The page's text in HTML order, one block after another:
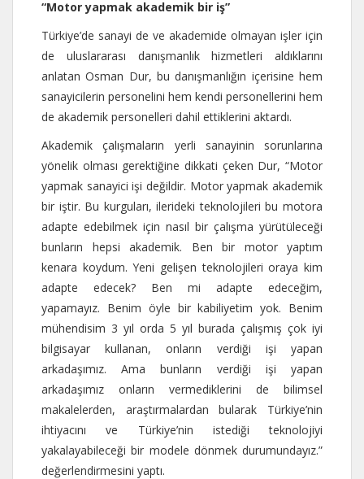
“Motor yapmak akademik bir iş”
Türkiye’de sanayi de ve akademide olmayan işler için
de uluslararası danışmanlık hizmetleri aldıklarını
anlatan Osman Dur, bu danışmanlığın içerisine hem
sanayicilerin personelini hem kendi personellerini hem
de akademik personelleri dahil ettiklerini aktardı.
Akademik çalışmaların yerli sanayinin sorunlarına
yönelik olması gerektiğine dikkati çeken Dur, “Motor
yapmak sanayici işi değildir. Motor yapmak akademik
bir iştir. Bu kurguları, ilerideki teknolojileri bu motora
adapte edebilmek için nasıl bir çalışma yürütüleceği
bunların hepsi akademik. Ben bir motor yaptım
kenara koydum. Yeni gelişen teknolojileri oraya kim
adapte edecek? Ben mi adapte edeceğim,
yapamayız. Benim öyle bir kabiliyetim yok. Benim
mühendisim 3 yıl orda 5 yıl burada çalışmış çok iyi
bilgisayar kullanan, onların verdiği işi yapan
arkadaşımız. Ama bunların verdiği işi yapan
arkadaşımız onların vermediklerini de bilimsel
makalelerden, araştırmalardan bularak Türkiye’nin
ihtiyacını ve Türkiye’nin istediği teknolojiyi
yakalayabileceği bir modele dönmek durumundayız.”
değerlendirmesini yaptı.